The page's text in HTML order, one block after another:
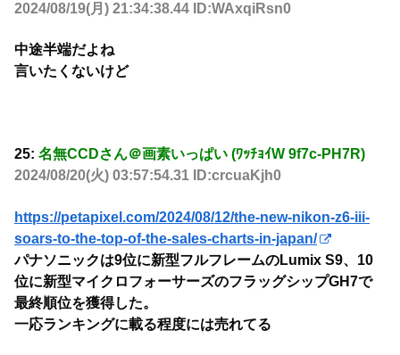
2024/08/19(月) 21:34:38.44 ID:WAxqiRsn0
中途半端だよね
言いたくないけど
25: 名無CCDさん＠画素いっぱい (ﾜｯﾁｮｲW 9f7c-PH7R)
2024/08/20(火) 03:57:54.31 ID:crcuaKjh0
https://petapixel.com/2024/08/12/the-new-nikon-z6-iii-
soars-to-the-top-of-the-sales-charts-in-japan/
パナソニックは9位に新型フルフレームのLumix S9、10
位に新型マイクロフォーサーズのフラッグシップGH7で
最終順位を獲得した。
一応ランキングに載る程度には売れてる